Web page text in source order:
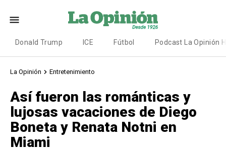
Donald Trump ICE Fútbol Podcast La Opinión
La Opinión Entretenimiento
Así fueron las románticas y
lujosas vacaciones de Diego
Boneta y Renata Notni en
Miami